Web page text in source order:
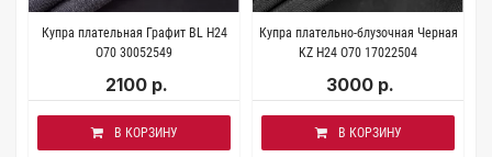
Купра плательная Графит BL H24
O70 30052549
2100 р.
В КОРЗИНУ
Купра плательно-блузочная Черная
KZ H24 O70 17022504
3000 р.
В КОРЗИНУ